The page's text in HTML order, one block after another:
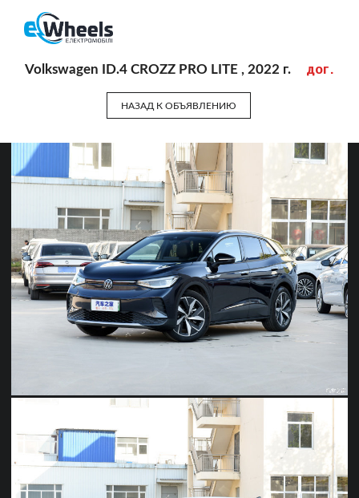
Volkswagen ID.4 CROZZ PRO LITE , 2022 г. дог.
НАЗАД К ОБЪЯВЛЕНИЮ